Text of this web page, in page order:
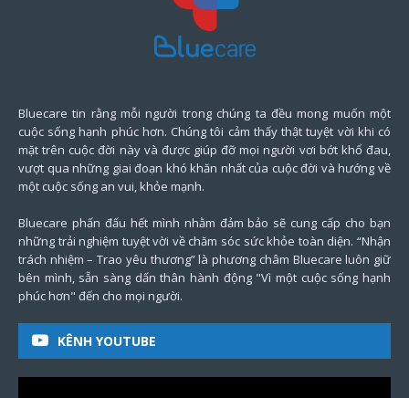
Bluecare tin rằng mỗi người trong chúng ta đều mong muốn một
cuộc sống hạnh phúc hơn. Chúng tôi cảm thấy thật tuyệt vời khi có
mặt trên cuộc đời này và được giúp đỡ mọi người vơi bớt khổ đau,
vượt qua những giai đoạn khó khăn nhất của cuộc đời và hướng về
một cuộc sống an vui, khỏe mạnh.
Bluecare phấn đấu hết mình nhằm đảm bảo sẽ cung cấp cho bạn
những trải nghiệm tuyệt vời về chăm sóc sức khỏe toàn diện. “Nhận
trách nhiệm – Trao yêu thương” là phương châm Bluecare luôn giữ
bên mình, sẵn sàng dấn thân hành động "Vì một cuộc sống hạnh
phúc hơn" đến cho mọi người.
KÊNH YOUTUBE